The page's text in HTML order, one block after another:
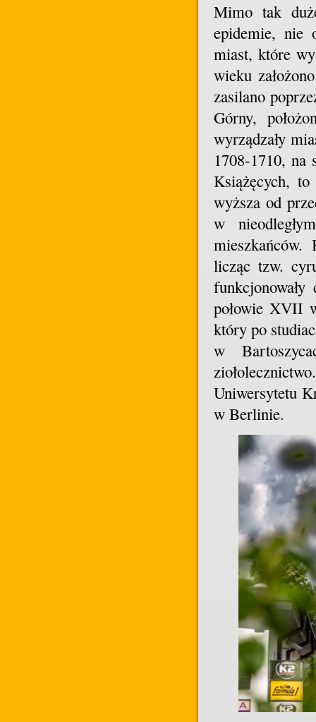
Mimo tak
epidemie, nie
miast, które
wieku
zasilano
Górny,
wyrządzały
1708-1710, na
Książęcych,
wyższa od
w
mieszkańców.
licząc tzw.
połowie XVII
który po
w
Uniwersytetu
w Berlinie.